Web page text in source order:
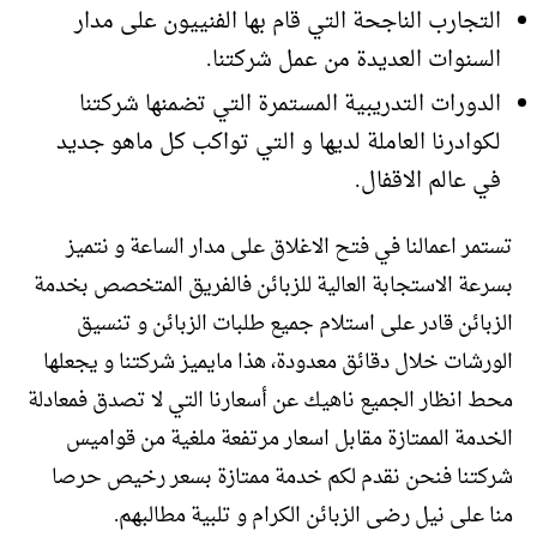
التجارب الناجحة التي قام بها الفنييون على مدار
السنوات العديدة من عمل شركتنا.
الدورات التدريبية المستمرة التي تضمنها شركتنا
لكوادرنا العاملة لديها و التي تواكب كل ماهو جديد
في عالم الاقفال.
تستمر اعمالنا في فتح الاغلاق على مدار الساعة و نتميز
بسرعة الاستجابة العالية للزبائن فالفريق المتخصص بخدمة
الزبائن قادر على استلام جميع طلبات الزبائن و تنسيق
الورشات خلال دقائق معدودة، هذا مايميز شركتنا و يجعلها
محط انظار الجميع ناهيك عن أسعارنا التي لا تصدق فمعادلة
الخدمة الممتازة مقابل اسعار مرتفعة ملغية من قواميس
شركتنا فنحن نقدم لكم خدمة ممتازة بسعر رخيص حرصا
منا على نيل رضى الزبائن الكرام و تلبية مطالبهم.